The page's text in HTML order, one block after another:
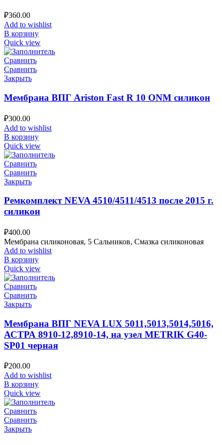
₽360.00
Add to wishlist
В корзину
Quick view
Сравнить
Сравнить
Закрыть
Мембрана ВПГ Ariston Fast R 10 ONM силикон
₽300.00
Add to wishlist
В корзину
Quick view
Сравнить
Сравнить
Закрыть
Ремкомплект NEVA 4510/4511/4513 после 2015 г.
силикон
₽400.00
Мембрана силиконовая, 5 Сальников, Смазка силиконовая
Add to wishlist
В корзину
Quick view
Сравнить
Сравнить
Закрыть
Мембрана ВПГ NEVA LUX 5011,5013,5014,5016,
АСТРА 8910-12,8910-14, на узел METRIK G40-
SP01 черная
₽200.00
Add to wishlist
В корзину
Quick view
Сравнить
Сравнить
Закрыть